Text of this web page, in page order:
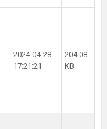
2024-04-28
17:21:21
204.08
KB